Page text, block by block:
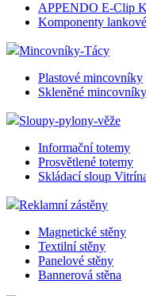
APPENDO E-Clip
Komponenty
Mincovníky-Tácy
Plastové mincovníky
Skleněné mincovníky
Sloupy-pylony-věže
Informační totemy
Prosvětlené totemy
Skládací sloup
Reklamní zástěny
Magnetické stěny
Textilní stěny
Panelové stěny
Bannerová stěna